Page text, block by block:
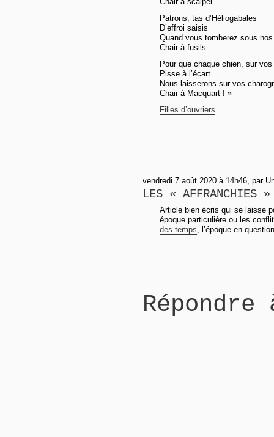
Patrons, tas d’Héliogabales
D’effroi saisis
Quand vous tomberez sous
Chair à fusils
Pour que chaque chien, sur
Pisse à l’écart
Nous laisserons sur vos
Chair à Macquart ! »
Filles d’ouvriers
vendredi 7 août 2020 à 14h46, par
LES « AFFRANCHIES »
Article bien écris qui se laisse
époque particulière ou les
des temps, l’époque en